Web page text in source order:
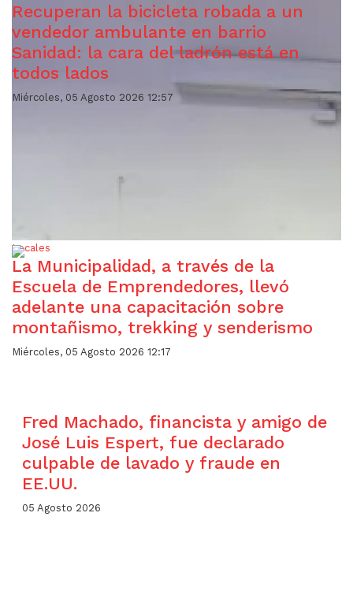
Recuperan la bicicleta robada a un
vendedor ambulante en barrio
Sanidad: la cara del ladrón está en
todos lados
Miércoles, 05 Agosto 2026 12:57
Locales
La Municipalidad, a través de la
Escuela de Emprendedores, llevó
adelante una capacitación sobre
montañismo, trekking y senderismo
Miércoles, 05 Agosto 2026 12:17
Fred Machado, financista y amigo de
José Luis Espert, fue declarado
culpable de lavado y fraude en
EE.UU.
05 Agosto 2026